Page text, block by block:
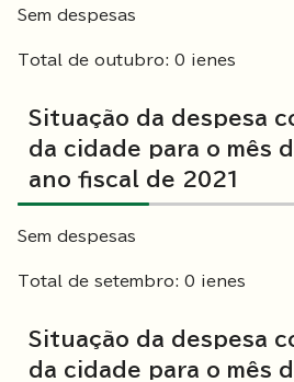
Sem despesas
Total de outubro: 0 ienes
Situação da despesa
da cidade para o mês
ano fiscal de 2021
Sem despesas
Total de setembro: 0 ienes
Situação da despesa
da cidade para o mês